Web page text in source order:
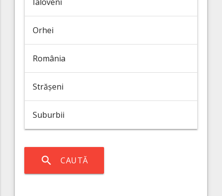
Orhei
România
Strășeni
Suburbii
search CAUTĂ